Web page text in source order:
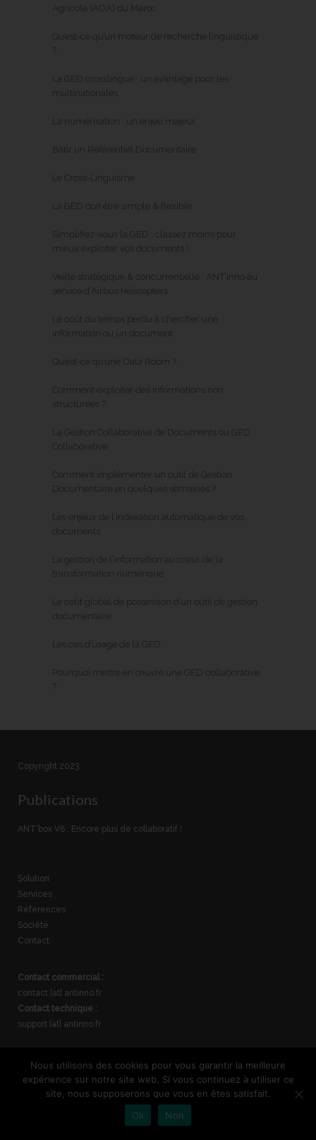
Agricole (ADA) du Maroc
Qu’est-ce qu’un moteur de recherche linguistique
La GED crosslingue : un avantage pour les
multinationales
La numérisation : un enjeu majeur
Bâtir un Référentiel Documentaire
Le Cross-Linguisme
La GED doit être simple & flexible
Simplifiez-vous la GED : classez moins pour
mieux exploiter vos documents !
Veille stratégique & concurrentielle : ANT’inno au
service d’Airbus Helicopters
Le coût du temps perdu à chercher une
information ou un document
Qu’est-ce qu’une Data Room ?
Comment exploiter des informations non
structurées ?
La Gestion Collaborative de Documents ou GED
Collaborative
Comment implémenter un outil de Gestion
Documentaire en quelques semaines ?
Les enjeux de l’indexation automatique de vos
documents
La gestion de l’information au cœur de la
transformation numérique
Le coût global de possession d’un outil de gestion
documentaire
Les cas d’usage de la GED
Pourquoi mettre en œuvre une GED collaborative
Copyright 2023
Publications
ANT’box V6 : Encore plus de collaboratif !
Solution
Services
Références
Société
Contact
Contact commercial :
contact [at] antinno.fr
Contact technique :
support [at] antinno.fr
Direction commerciale (Paris) :
06 30 63 23 86
Direction technique (Les Angles) :
Nous utilisons des cookies pour vous garantir la meilleure
expérience sur notre site web. Si vous continuez à utiliser ce
site, nous supposerons que vous en êtes satisfait.
Ok
Non